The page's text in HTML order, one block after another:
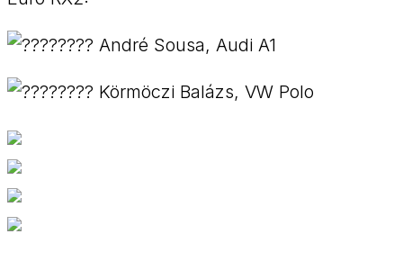
André Sousa, Audi A1
Körmöczi Balázs, VW Polo